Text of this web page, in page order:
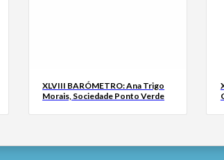
XLVIII BARÓMETRO: Ana Trigo
Morais, Sociedade Ponto Verde